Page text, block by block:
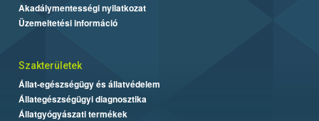
Akadálymentességi nyilatkozat
Üzemeltetési információ
Szakterületek
Állat-egészségügy és állatvédelem
Állategészségügyi diagnosztika
Állatgyógyászati termékek